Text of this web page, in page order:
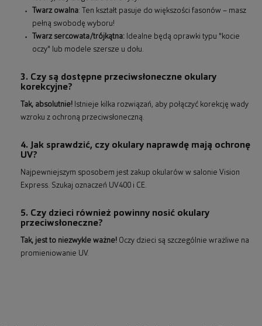
Twarz owalna: Ten kształt pasuje do większości fasonów – masz
pełną swobodę wyboru!
Twarz sercowata/trójkątna: Idealne będą oprawki typu "kocie
oczy" lub modele szersze u dołu.
3. Czy są dostępne przeciwsłoneczne okulary
korekcyjne?
Tak, absolutnie! Istnieje kilka rozwiązań, aby połączyć korekcję wady
wzroku z ochroną przeciwsłoneczną.
4. Jak sprawdzić, czy okulary naprawdę mają ochronę
UV?
Najpewniejszym sposobem jest zakup okularów w salonie Vision
Express. Szukaj oznaczeń UV400 i CE.
5. Czy dzieci również powinny nosić okulary
przeciwsłoneczne?
Tak, jest to niezwykle ważne! Oczy dzieci są szczególnie wrażliwe na
promieniowanie UV.